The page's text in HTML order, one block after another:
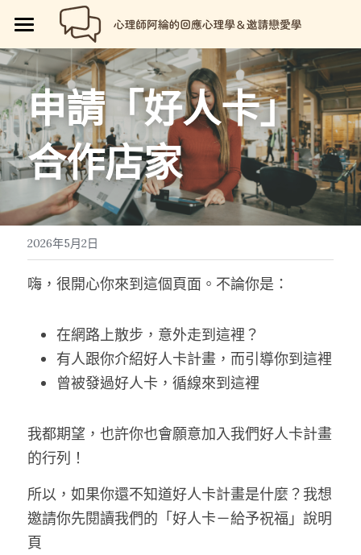
🏡首頁
回應心理學
📗回應心理學
💼【就享知】職場專欄
好人卡計畫
🏷️好人卡「給予祝福」
🏕️好人卡店家
邀請戀愛學
邀請戀愛學
😍性愛玩樂
😄親密連結
😡衝突解決
😘恆溫日常
💔總是愛錯人【專欄】
💖讓操控失效【專欄】
🥹戀愛裡的眼淚【專欄】
📑Love Notes
品牌流程設計
💡品牌流程設計
🖥️7天網站架設
📝SEO文章服務
📊作品集
關於我
😱我是阿綸
📚阿綸的書單
📝所有文章
💸Portaly分站
申請「好人卡」
合作店家
2026年5月2日
嗨，很開心你來到這個頁面。不論你是：
在網路上散步，意外走到這裡？
有人跟你介紹好人卡計畫，而引導你到這裡
曾被發過好人卡，循線來到這裡
我都期望，也許你也會願意加入我們好人卡計畫
的行列！
所以，如果你還不知道好人卡計畫是什麼？我想
邀請你先閱讀我們的「好人卡－給予祝福」說明
頁